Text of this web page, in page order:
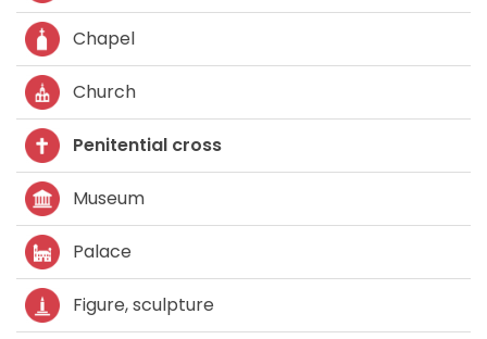
Chapel
Church
Penitential cross
Museum
Palace
Figure, sculpture